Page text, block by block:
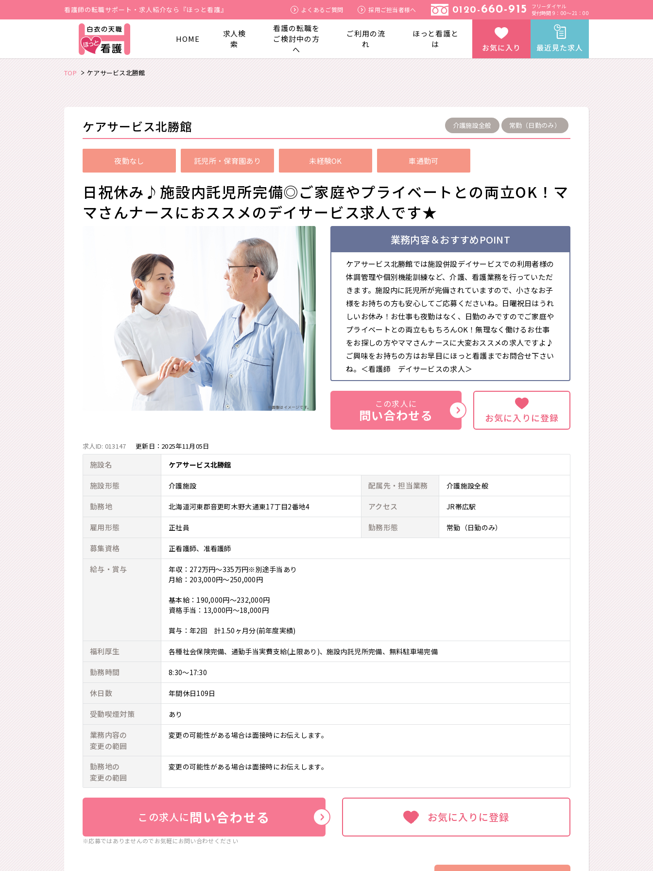
お気に入り 最近見た求人
看護師の転職サポート・求人紹介なら『ほっと看護』 よくあるご質問 採用ご担当者様へ 0120- 660-915
フリーダイヤル
受付時間 9：00～21：00
HOME
求人検
索
看護の転職を
ご検討中の方
へ
ご利用の流
れ
ほっと看護と
は
TOP ケアサービス北勝館
ケアサービス北勝館 介護施設全般 常勤（日勤のみ）
夜勤なし 託児所・保育園あり 未経験OK 車通勤可
日祝休み♪施設内託児所完備◎ご家庭やプライベートとの両立OK！マ
マさんナースにおススメのデイサービス求人です★
※画像はイメージです。
業務内容＆おすすめPOINT
ケアサービス北勝館では施設併設デイサービスでの利用者様の
体調管理や個別機能訓練など、介護、看護業務を行っていただ
きます。施設内に託児所が完備されていますので、小さなお子
様をお持ちの方も安心してご応募くださいね。日曜祝日はうれ
しいお休み！お仕事も夜勤はなく、日勤のみですのでご家庭や
プライベートとの両立ももちろんOK！無理なく働けるお仕事
をお探しの方やママさんナースに大変おススメの求人ですよ♪
ご興味をお持ちの方はお早目にほっと看護までお問合せ下さい
ね。＜看護師 デイサービスの求人＞
この求人に
問い合わせる お気に入りに登録
求人ID: 013147 更新日： 2025年11月05日
施設名 ケアサービス北勝館
施設形態 介護施設 配属先・担当業務 介護施設全般
勤務地 北海道河東郡音更町木野大通東17丁目2番地4 アクセス JR帯広駅
雇用形態 正社員 勤務形態 常勤（日勤のみ）
募集資格 正看護師 准看護師
給与・賞与
年収：272万円～335万円※別途手当あり
月給：203,000円～250,000円
基本給：190,000円～232,000円
資格手当：13,000円～18,000円
賞与：年2回 計1.50ヶ月分(前年度実績)
福利厚生 各種社会保険完備、通勤手当実費支給(上限あり)、施設内託児所完備、無料駐車場完備
勤務時間 8:30～17:30
休日数 年間休日109日
受動喫煙対策 あり
業務内容の
変更の範囲
変更の可能性がある場合は面接時にお伝えします。
勤務地の
変更の範囲
変更の可能性がある場合は面接時にお伝えします。
この求人に問い合わせる お気に入りに登録
※応募ではありませんのでお気軽にお問い合わせください